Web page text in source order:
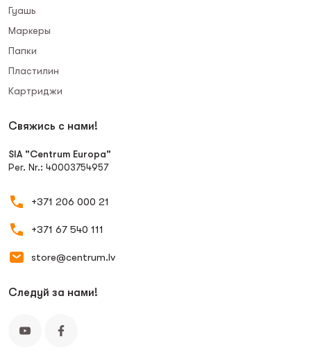
Гуашь
Маркеры
Папки
Пластилин
Картриджи
Свяжись с нами!
SIA "Centrum Europa"
Рег. Nr.: 40003754957
+371 206 000 21
+371 67 540 111
store@centrum.lv
Следуй за нами!